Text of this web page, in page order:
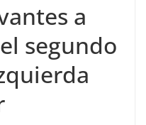
a
segundo